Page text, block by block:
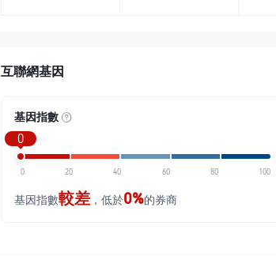
互聯網基因
基因指數
0
0 20 40 60 80 100
基因指數較差 ，低於0%的券商